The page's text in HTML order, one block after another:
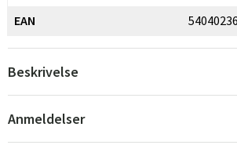
EAN
Beskrivelse
Anmeldelser